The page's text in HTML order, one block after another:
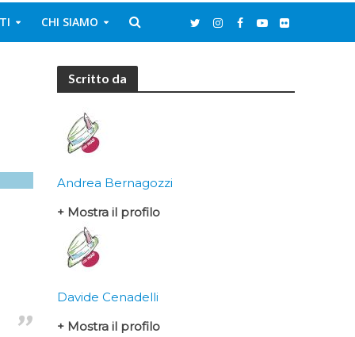
CHI SIAMO
Scritto da
Andrea Bernagozzi
+ Mostra il profilo
Davide Cenadelli
+ Mostra il profilo